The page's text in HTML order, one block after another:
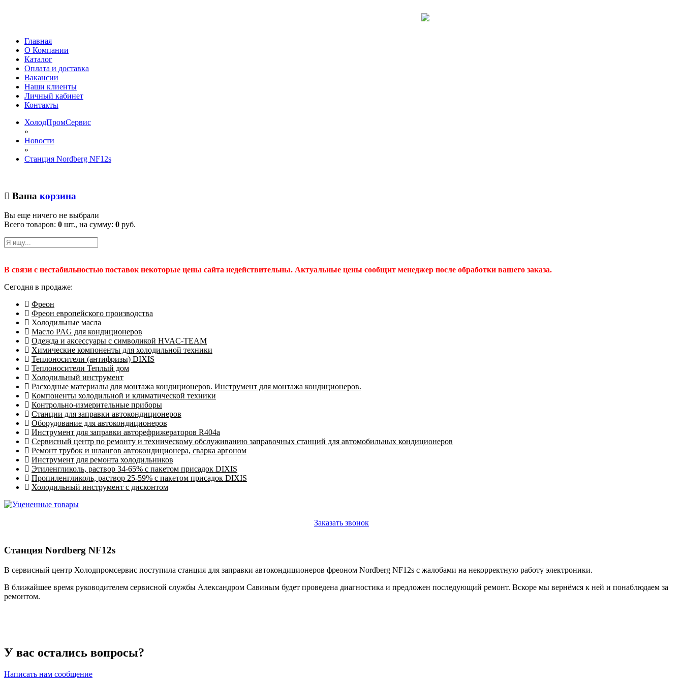
Главная
О Компании
Каталог
Оплата и доставка
Вакансии
Наши клиенты
Личный кабинет
Контакты
ХолодПромСервис
»
Новости
»
Станция Nordberg NF12s
Ваша корзина
Вы еще ничего не выбрали
Всего товаров: 0 шт., на сумму: 0 руб.
В связи с нестабильностью поставок некоторые цены сайта недействительны. Актуальные цены сообщит менеджер после обработки вашего заказа.
Сегодня в продаже:
Фреон
Фреон европейского производства
Холодильные масла
Масло PAG для кондиционеров
Одежда и аксессуары с символикой HVAC-TEAM
Химические компоненты для холодильной техники
Теплоносители (антифризы) DIXIS
Теплоносители Теплый дом
Холодильный инструмент
Расходные материалы для монтажа кондиционеров. Инструмент для монтажа кондиционеров.
Компоненты холодильной и климатической техники
Контрольно-измерительные приборы
Станции для заправки автокондиционеров
Оборудование для автокондиционеров
Инструмент для заправки авторефрижераторов R404a
Сервисный центр по ремонту и техническому обслуживанию заправочных станций для автомобильных кондиционеров
Ремонт трубок и шлангов автокондиционера, сварка аргоном
Инструмент для ремонта холодильников
Этиленгликоль, раствор 34-65% с пакетом присадок DIXIS
Пропиленгликоль, раствор 25-59% с пакетом присадок DIXIS
Холодильный инструмент с дисконтом
Заказать звонок
Станция Nordberg NF12s
В сервисный центр Холодпромсервис поступила станция для заправки автокондиционеров фреоном Nordberg NF12s с жалобами на некорректную работу электроники.
В ближайшее время руководителем сервисной службы Александром Савиным будет проведена диагностика и предложен последующий ремонт. Вскоре мы вернёмся к ней и понаблюдаем за
ремонтом.
У вас остались вопросы?
Написать нам сообщение